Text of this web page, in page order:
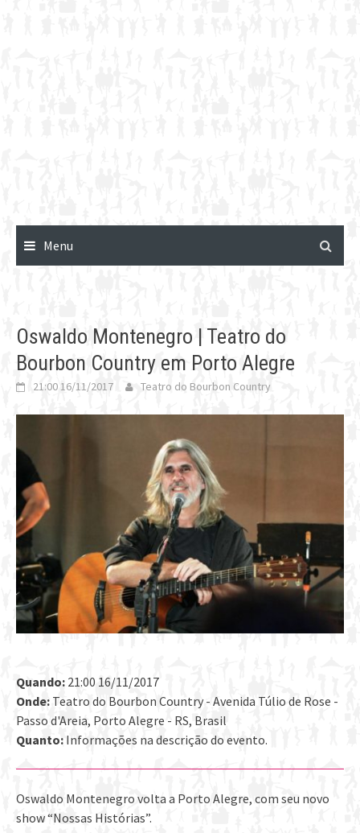
Menu
Oswaldo Montenegro | Teatro do
Bourbon Country em Porto Alegre
21:00 16/11/2017 Teatro do Bourbon Country
Quando: 21:00 16/11/2017
Onde: Teatro do Bourbon Country - Avenida Túlio de Rose -
Passo d'Areia, Porto Alegre - RS, Brasil
Quanto: Informações na descrição do evento.
Oswaldo Montenegro volta a Porto Alegre, com seu novo
show “Nossas Histórias”.